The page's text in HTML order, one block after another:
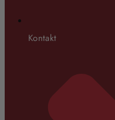
Kontakt